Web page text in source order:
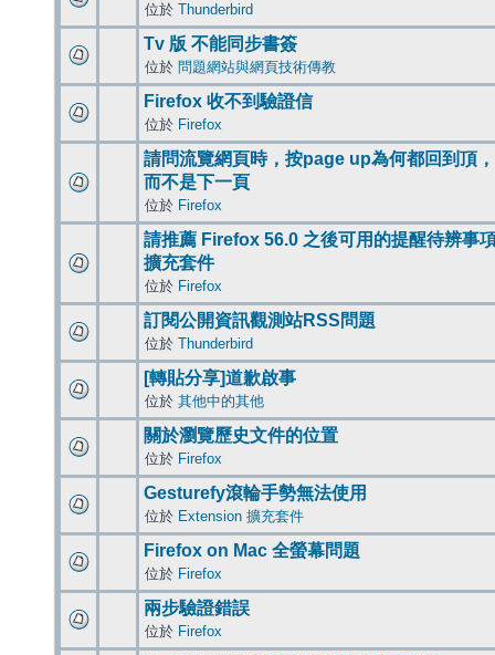
位於 Thunderbird
Tv 版 不能同步書簽
位於 問題網站與網頁技術傳教
Firefox 收不到驗證信
位於 Firefox
請問流覽網頁時，按page up為何都回到頂，
而不是下一頁
位於 Firefox
請推薦 Firefox 56.0 之後可用的提醒待辨事
擴充套件
位於 Firefox
訂閱公開資訊觀測站RSS問題
位於 Thunderbird
[轉貼分享]道歉啟事
位於 其他中的其他
關於瀏覽歷史文件的位置
位於 Firefox
Gesturefy滾輪手勢無法使用
位於 Extension 擴充套件
Firefox on Mac 全螢幕問題
位於 Firefox
兩步驗證錯誤
位於 Firefox